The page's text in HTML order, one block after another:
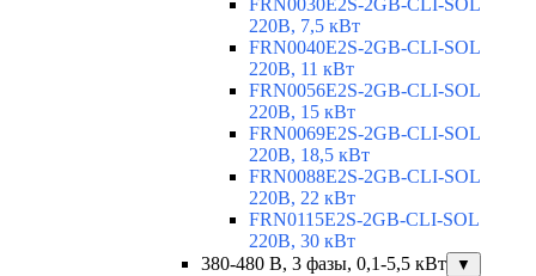
FRN0030E2S-2GB-CLI-SOL
220В, 7,5 кВт
FRN0040E2S-2GB-CLI-SOL
220В, 11 кВт
FRN0056E2S-2GB-CLI-SOL
220В, 15 кВт
FRN0069E2S-2GB-CLI-SOL
220В, 18,5 кВт
FRN0088E2S-2GB-CLI-SOL
220В, 22 кВт
FRN0115E2S-2GB-CLI-SOL
220В, 30 кВт
380-480 В, 3 фазы, 0,1-5,5 кВт
▼